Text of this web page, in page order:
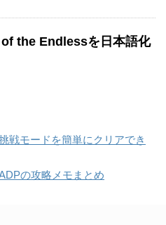
the Endlessを日本語化
戦モードを簡単にクリアでき
の攻略メモまとめ